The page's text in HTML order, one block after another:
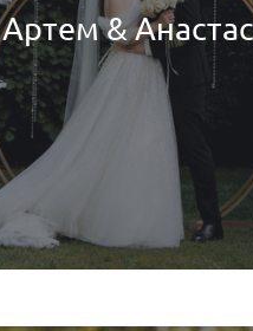
Артем &